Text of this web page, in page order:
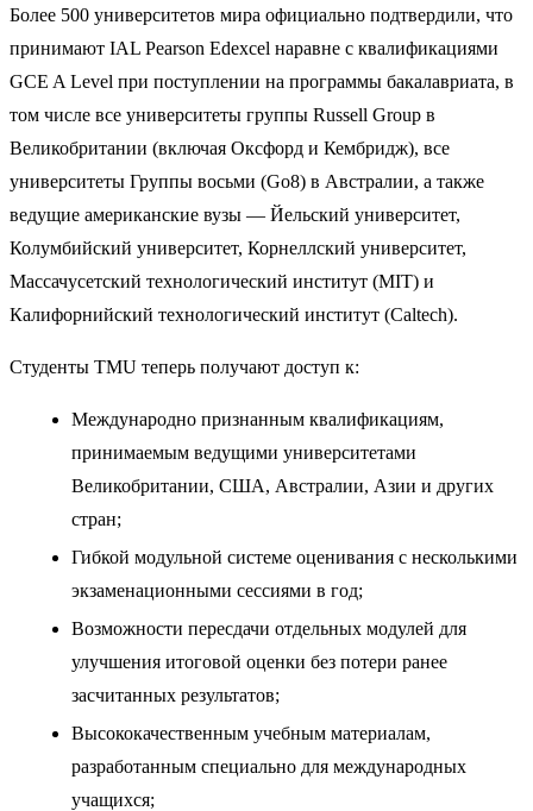
Более 500 университетов мира официально подтвердили, что
принимают IAL Pearson Edexcel наравне с квалификациями
GCE A Level при поступлении на программы бакалавриата, в
том числе все университеты группы Russell Group в
Великобритании (включая Оксфорд и Кембридж), все
университеты Группы восьми (Go8) в Австралии, а также
ведущие американские вузы — Йельский университет,
Колумбийский университет, Корнеллский университет,
Массачусетский технологический институт (MIT) и
Калифорнийский технологический институт (Caltech).
Студенты TMU теперь получают доступ к:
Международно признанным квалификациям,
принимаемым ведущими университетами
Великобритании, США, Австралии, Азии и других
стран;
Гибкой модульной системе оценивания с несколькими
экзаменационными сессиями в год;
Возможности пересдачи отдельных модулей для
улучшения итоговой оценки без потери ранее
засчитанных результатов;
Высококачественным учебным материалам,
разработанным специально для международных
учащихся;